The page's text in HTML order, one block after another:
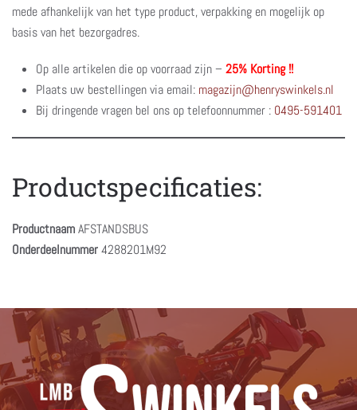
mede afhankelijk van het type product, verpakking en mogelijk op
basis van het bezorgadres.
Op alle artikelen die op voorraad zijn – 25% Korting !!
Plaats uw bestellingen via email: magazijn@henryswinkels.nl
Bij dringende vragen bel ons op telefoonnummer : 0495-591401
Productspecificaties:
ProductnaamAFSTANDSBUS
Onderdeelnummer4288201M92